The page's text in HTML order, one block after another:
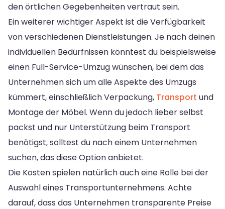
den örtlichen Gegebenheiten vertraut sein.
Ein weiterer wichtiger Aspekt ist die Verfügbarkeit
von verschiedenen Dienstleistungen. Je nach deinen
individuellen Bedürfnissen könntest du beispielsweise
einen Full-Service-Umzug wünschen, bei dem das
Unternehmen sich um alle Aspekte des Umzugs
kümmert, einschließlich Verpackung, Transport und
Montage der Möbel. Wenn du jedoch lieber selbst
packst und nur Unterstützung beim Transport
benötigst, solltest du nach einem Unternehmen
suchen, das diese Option anbietet.
Die Kosten spielen natürlich auch eine Rolle bei der
Auswahl eines Transportunternehmens. Achte
darauf, dass das Unternehmen transparente Preise